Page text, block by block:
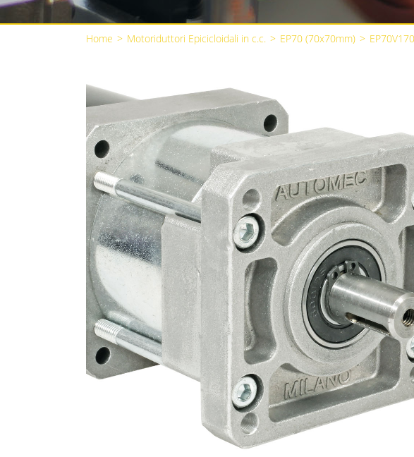
Home > Motoriduttori Epicicloidali in c.c. > EP70 (70x70mm) >